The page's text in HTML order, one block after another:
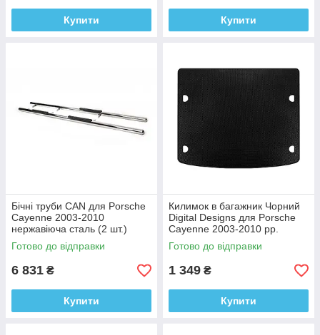
Купити Купити
Бічні труби CAN для Porsche
Cayenne 2003-2010
нержавіюча сталь (2 шт.)
Готово до відправки
6 831 ₴
Купити
Килимок в багажник Чорний
Digital Designs для Porsche
Cayenne 2003-2010 рр.
Етилвінілацетат
Готово до відправки
1 349 ₴
Купити